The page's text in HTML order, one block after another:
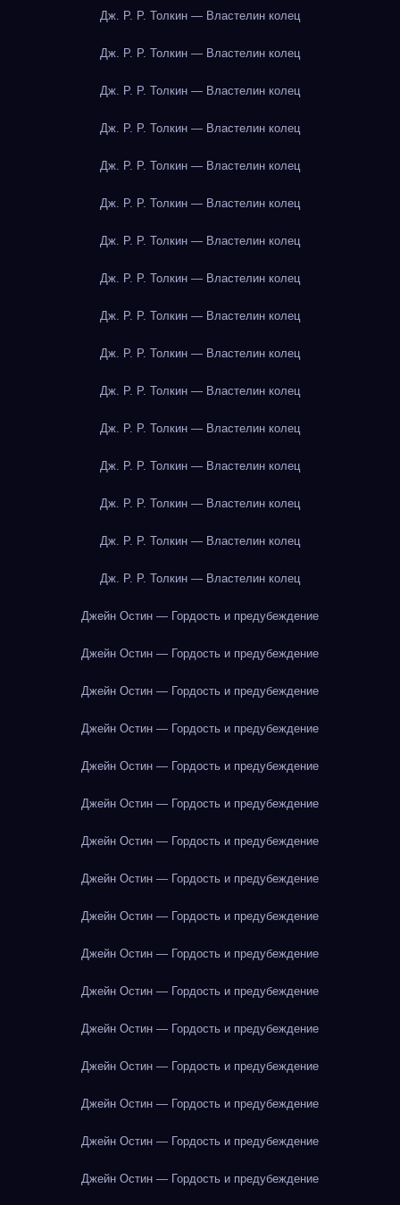
Дж. Р. Р. Толкин — Властелин колец
Дж. Р. Р. Толкин — Властелин колец
Дж. Р. Р. Толкин — Властелин колец
Дж. Р. Р. Толкин — Властелин колец
Дж. Р. Р. Толкин — Властелин колец
Дж. Р. Р. Толкин — Властелин колец
Дж. Р. Р. Толкин — Властелин колец
Дж. Р. Р. Толкин — Властелин колец
Дж. Р. Р. Толкин — Властелин колец
Дж. Р. Р. Толкин — Властелин колец
Дж. Р. Р. Толкин — Властелин колец
Дж. Р. Р. Толкин — Властелин колец
Дж. Р. Р. Толкин — Властелин колец
Дж. Р. Р. Толкин — Властелин колец
Дж. Р. Р. Толкин — Властелин колец
Дж. Р. Р. Толкин — Властелин колец
Джейн Остин — Гордость и предубеждение
Джейн Остин — Гордость и предубеждение
Джейн Остин — Гордость и предубеждение
Джейн Остин — Гордость и предубеждение
Джейн Остин — Гордость и предубеждение
Джейн Остин — Гордость и предубеждение
Джейн Остин — Гордость и предубеждение
Джейн Остин — Гордость и предубеждение
Джейн Остин — Гордость и предубеждение
Джейн Остин — Гордость и предубеждение
Джейн Остин — Гордость и предубеждение
Джейн Остин — Гордость и предубеждение
Джейн Остин — Гордость и предубеждение
Джейн Остин — Гордость и предубеждение
Джейн Остин — Гордость и предубеждение
Джейн Остин — Гордость и предубеждение